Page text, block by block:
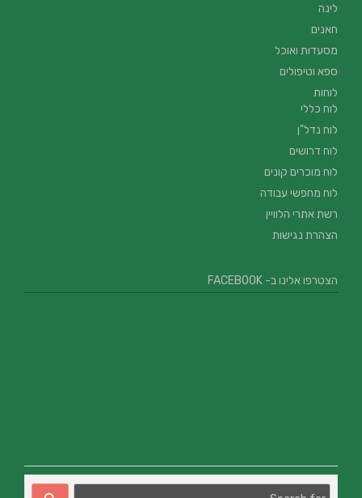
לינה
חאנים
מסעדות ואוכל
ספא וטיפולים
לוחות
לוח כללי
לוח נדל"ן
לוח דרושים
לוח מוכרים קונים
לוח מחפשי עבודה
רשת אתרי הלוויין
הצהרת נגישות
הצטרפו אלינו ב- FACEBOOK